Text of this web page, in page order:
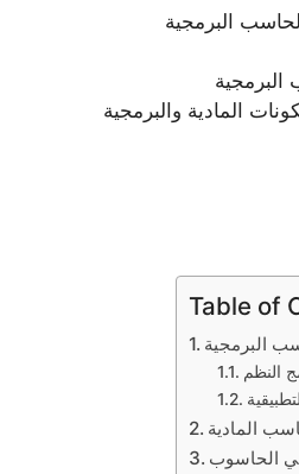
المادية والبرمجية
Table of
البرمجية
النظم
المادية
الحاسوب